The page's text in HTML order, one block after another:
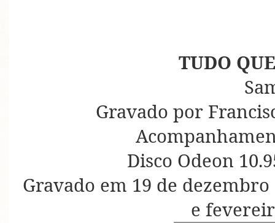
TUDO
Gravado por
Disco Odeon
Gravado em 19 de
e